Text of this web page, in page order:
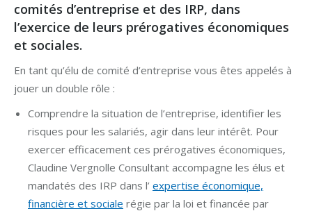
comités d’entreprise et des IRP, dans
l’exercice de leurs prérogatives économiques
et sociales.
En tant qu’élu de comité d’entreprise vous êtes appelés à
jouer un double rôle :
Comprendre la situation de l’entreprise, identifier les
risques pour les salariés, agir dans leur intérêt. Pour
exercer efficacement ces prérogatives économiques,
Claudine Vergnolle Consultant accompagne les élus et
mandatés des IRP dans l’ expertise économique,
financière et sociale régie par la loi et financée par